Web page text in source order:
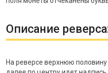
Описание
На реверсе верхнюю